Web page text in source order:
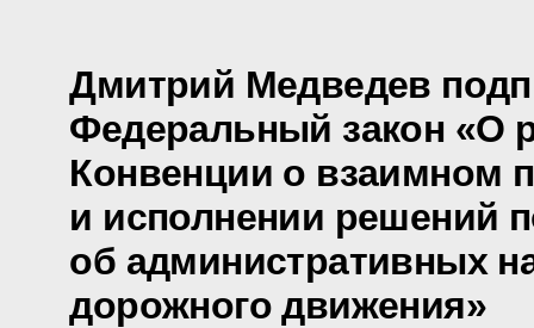
Дмитрий Медведев
Федеральный закон «О
Конвенции о взаимном
и исполнении решений
об административных
дорожного движения»